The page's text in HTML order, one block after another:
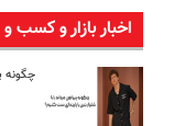
اخبار بازار و کسب و
چگونه